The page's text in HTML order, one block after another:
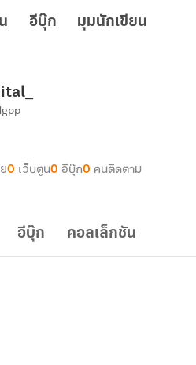
อีบุ๊ก มุมนักเขียน
0 เว็บตูน0 อีบุ๊ก0 คนติดตาม
อีบุ๊ก คอลเล็กชัน